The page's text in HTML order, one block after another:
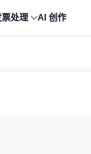
票处理 AI 创作